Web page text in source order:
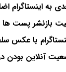
به اینستاگرام
بازنشر پست ها
با عکس
آنلاین بودن در